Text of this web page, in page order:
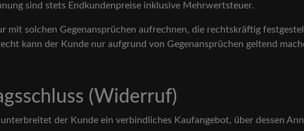
sind stets Endkundenpreise inklusive Mehrwertsteuer.
mit solchen Gegenansprüchen aufrechnen, die rechtskräftig
kann der Kunde nur aufgrund von Gegenansprüchen geltend
(Widerruf)
der Kunde ein verbindliches Kaufangebot, über dessen